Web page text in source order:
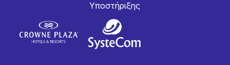
Yποστήριξης